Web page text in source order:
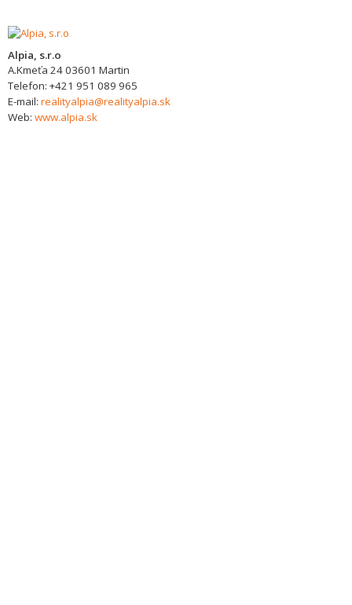
Alpia, s.r.o
A.Kmeťa 2403601 Martin
Telefon: +421 951 089 965
E-mail: realityalpia@realityalpia.sk
Web: www.alpia.sk